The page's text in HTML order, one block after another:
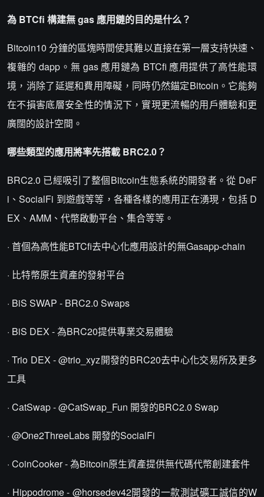
為 BTCfi 構建無 gas 應用鏈的目的是什么？
Bitcoin10 分鐘的區塊時間使其難以直接在第一層支持快速、
複雜的 dapp。無 gas 應用鏈為 BTCfi 應用提供了高性能環
境，消除了延遲和費用障礙，同時仍然錨定Bitcoin。它能夠
在不損害底層安全性的情況下，實現更流暢的用戶體驗和更
廣闊的設計空間。
哪些類型的應用將率先搭載 BRC2.0？
BRC2.0 已經吸引了整個Bitcoin生態系統的開發者。從 DeF
i、SocialFi 到遊戲等等，各種各樣的應用正在湧現，包括 D
EX、AMM、代幣啟動平台、集合等等。
· 首個為高性能BTCfi去中心化應用設計的無Gasapp-chain
· 比特幣原生資產的發射平台
· BiS SWAP - BRC2.0 Swaps
· BiS DEX - 為BRC20提供專業交易體驗
· Trio DEX - @trio_xyz開發的BRC20去中心化交易所及更多
工具
· CatSwap - @CatSwap_Fun 開發的BRC2.0 Swap
· @One2ThreeLabs 開發的SocialFi
· CoinCooker - 為Bitcoin原生資產提供無代碼代幣創建套件
· Hippodrome - @horsedev42開發的一款測試礦工誠信的W